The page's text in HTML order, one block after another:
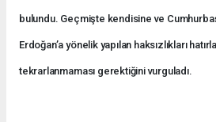
bulundu. Geçmişte kendisine ve
Erdoğan’a yönelik yapılan haksızlıkları
tekrarlanmaması gerektiğini vurguladı.